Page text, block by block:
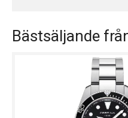
Bästsäljande